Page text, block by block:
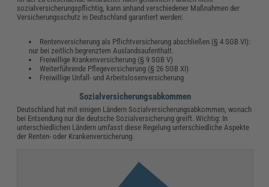
sozialversicherungspflichtig, kann anhand verschiedener Maßnahmen der
Versicherungsschutz in Deutschland garantiert werden:
Rentenversicherung als Pflichtversicherung abschließen (§ 4 SGB VI):
nur bei zeitlich begrenztem Auslandsaufenthalt.
Freiwillige Krankenversicherung (§ 9 SGB V)
Weiterführende Pflegeversicherung (§ 26 SGB XI)
Freiwillige Unfall- und Arbeitslosenversicherung
Sozialversicherungsabkommen
Deutschland hat mit einigen Ländern Sozialversicherungsabkommen, wonach
bei Entsendung nur die deutsche Sozialversicherung greift. Wichtig: In
unterschiedlichen Ländern umfasst diese Regelung unterschiedliche Aspekte
der Renten- oder Krankenversicherung.